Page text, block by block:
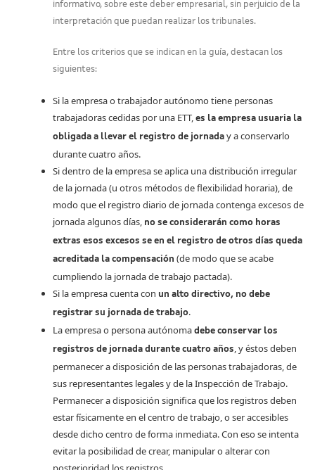
informativo, sobre este deber empresarial, sin perjuicio de la
interpretación que puedan realizar los tribunales.
Entre los criterios que se indican en la guía, destacan los
siguientes:
Si la empresa o trabajador autónomo tiene personas
trabajadoras cedidas por una ETT, es la empresa usuaria la
obligada a llevar el registro de jornada y a conservarlo
durante cuatro años.
Si dentro de la empresa se aplica una distribución irregular
de la jornada (u otros métodos de flexibilidad horaria), de
modo que el registro diario de jornada contenga excesos de
jornada algunos días, no se considerarán como horas
extras esos excesos se en el registro de otros días queda
acreditada la compensación (de modo que se acabe
cumpliendo la jornada de trabajo pactada).
Si la empresa cuenta con un alto directivo, no debe
registrar su jornada de trabajo.
La empresa o persona autónoma debe conservar los
registros de jornada durante cuatro años, y éstos deben
permanecer a disposición de las personas trabajadoras, de
sus representantes legales y de la Inspección de Trabajo.
Permanecer a disposición significa que los registros deben
estar físicamente en el centro de trabajo, o ser accesibles
desde dicho centro de forma inmediata. Con eso se intenta
evitar la posibilidad de crear, manipular o alterar con